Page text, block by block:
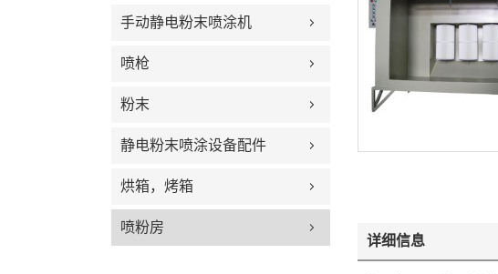
手动静电粉末喷涂机
喷枪
粉末
静电粉末喷涂设备配件
烘箱，烤箱
喷粉房
详细信息